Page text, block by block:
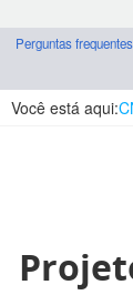
Perguntas frequentes
Você está aqui: